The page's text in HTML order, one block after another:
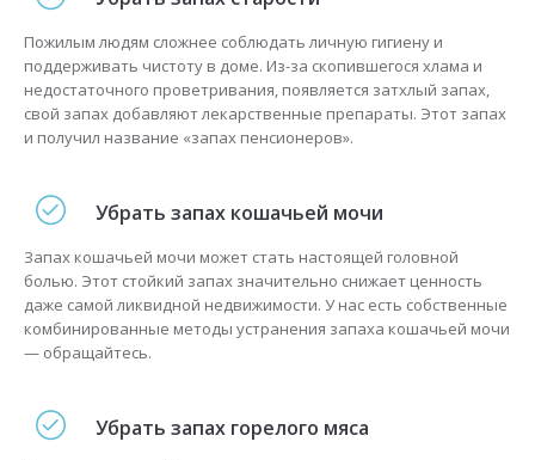
Пожилым людям сложнее соблюдать личную гигиену и
поддерживать чистоту в доме. Из-за скопившегося хлама и
недостаточного проветривания, появляется затхлый запах,
свой запах добавляют лекарственные препараты. Этот запах
и получил название «запах пенсионеров».
Убрать запах кошачьей мочи
Запах кошачьей мочи может стать настоящей головной
болью. Этот стойкий запах значительно снижает ценность
даже самой ликвидной недвижимости. У нас есть собственные
комбинированные методы устранения запаха кошачьей мочи
— обращайтесь.
Убрать запах горелого мяса